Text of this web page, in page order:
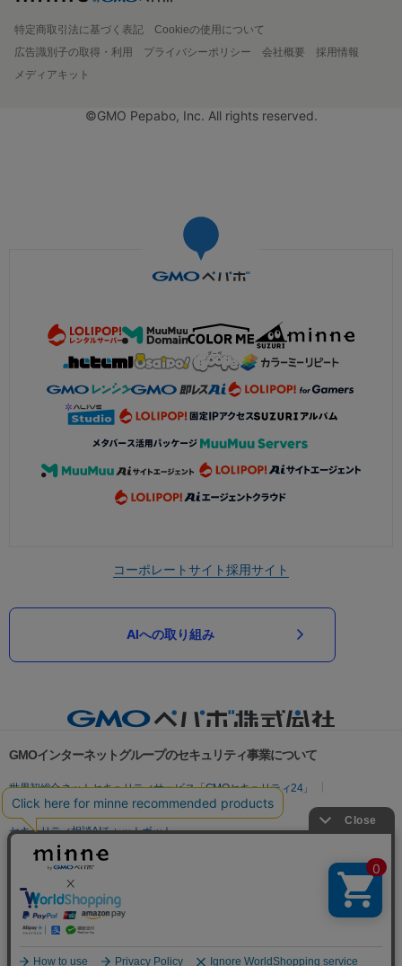
特定商取引法に基づく表記
Cookieの使用について
広告識別子の取得・利用
プライバシーポリシー 会社概要
採用情報
メディアキット
©GMO Pepabo, Inc. All rights reserved.
コーポレートサイト採用サイト
AIへの取り組み
GMOインターネットグループのセキュリティ事業について
世界初総合ネットセキュリティサービス「GMOセキュリティ24」
パスワード漏洩診断
Webサイトリスク診断
セキュリティ相談AIチャットボット
実在証明・盗聴対策
サイバー攻撃対策（GMO Flatt Security）
セキュリティ事業の軌跡